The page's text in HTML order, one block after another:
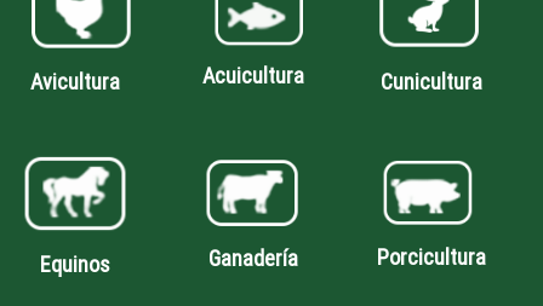
Avicultura Acuicultura Cunicultura
Equinos Ganadería Porcicultura